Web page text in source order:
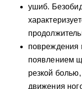
ушиб.
повреждения
появлением
резкой
движения